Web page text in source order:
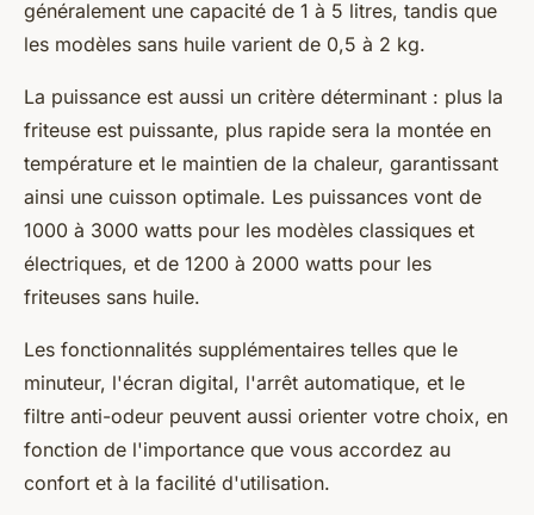
généralement une capacité de 1 à 5 litres, tandis que
les modèles sans huile varient de 0,5 à 2 kg.
La puissance est aussi un critère déterminant : plus la
friteuse est puissante, plus rapide sera la montée en
température et le maintien de la chaleur, garantissant
ainsi une cuisson optimale. Les puissances vont de
1000 à 3000 watts pour les modèles classiques et
électriques, et de 1200 à 2000 watts pour les
friteuses sans huile.
Les fonctionnalités supplémentaires telles que le
minuteur, l'écran digital, l'arrêt automatique, et le
filtre anti-odeur peuvent aussi orienter votre choix, en
fonction de l'importance que vous accordez au
confort et à la facilité d'utilisation.